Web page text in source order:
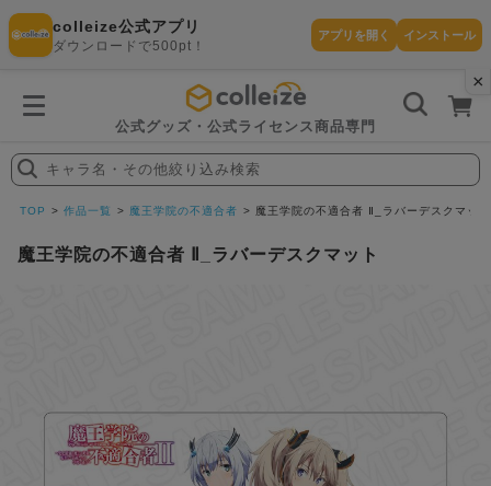
×
colleize公式アプリ
ダウンロードで500pt！
アプリを開く インストール
公式グッズ・公式ライセンス商品専門
探
す
在庫あり
(即納)
セール
ランキン
グ
キャラ名・その他絞り込み検索
TOP 作品一覧 魔王学院の不適合者 魔王学院の不適合者 Ⅱ_ラバーデスクマット
魔王学院の不適合者 Ⅱ_ラバーデスクマット